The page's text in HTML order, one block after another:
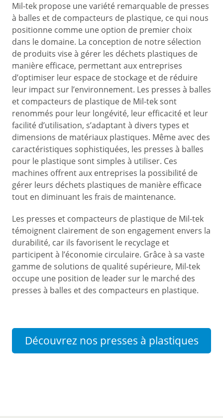
Mil-tek propose une variété remarquable de presses
à balles et de compacteurs de plastique, ce qui nous
positionne comme une option de premier choix
dans le domaine. La conception de notre sélection
de produits vise à gérer les déchets plastiques de
manière efficace, permettant aux entreprises
d’optimiser leur espace de stockage et de réduire
leur impact sur l’environnement. Les presses à balles
et compacteurs de plastique de Mil-tek sont
renommés pour leur longévité, leur efficacité et leur
facilité d’utilisation, s’adaptant à divers types et
dimensions de matériaux plastiques. Même avec des
caractéristiques sophistiquées, les presses à balles
pour le plastique sont simples à utiliser. Ces
machines offrent aux entreprises la possibilité de
gérer leurs déchets plastiques de manière efficace
tout en diminuant les frais de maintenance.
Les presses et compacteurs de plastique de Mil-tek
témoignent clairement de son engagement envers la
durabilité, car ils favorisent le recyclage et
participent à l’économie circulaire. Grâce à sa vaste
gamme de solutions de qualité supérieure, Mil-tek
occupe une position de leader sur le marché des
presses à balles et des compacteurs en plastique.
Découvrez nos presses à plastiques